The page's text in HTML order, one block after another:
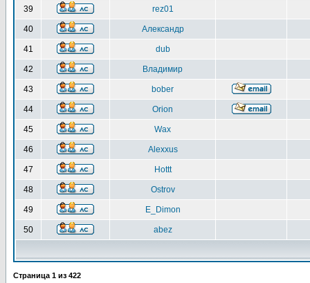
39 rez01
40 Александр
41 dub
42 Владимир
43 bober
44 Orion
45 Wax
46 Alexxus
47 Hottt
48 Ostrov
49 E_Dimon
50 abez
Страница 1 из 422